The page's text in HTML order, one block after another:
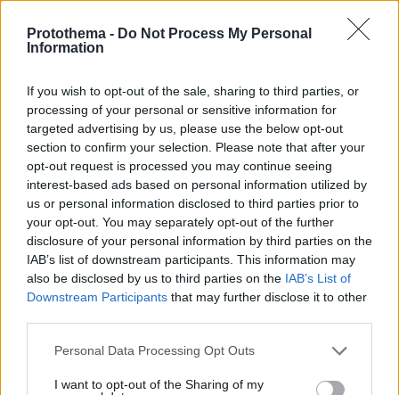
Protothema - Do Not Process My Personal
Information
If you wish to opt-out of the sale, sharing to third parties, or
processing of your personal or sensitive information for
targeted advertising by us, please use the below opt-out
section to confirm your selection. Please note that after your
opt-out request is processed you may continue seeing
interest-based ads based on personal information utilized by
us or personal information disclosed to third parties prior to
your opt-out. You may separately opt-out of the further
disclosure of your personal information by third parties on the
IAB’s list of downstream participants. This information may
also be disclosed by us to third parties on the IAB’s List of
Downstream Participants that may further disclose it to other
Please note that this website/app uses one or more Google
not limited to your visit or usage behaviour. You may click to
Personal Data Processing Opt Outs
I want to opt-out of the Sharing of my
Θρήνος για τον Μέσι: Πέθανε στα 68 του χρόνια ο
πατέρας του, Χόρχε - Υπήρξε ο μέντορας και
ατζέντης του μέχρι την τελευταία στιγμή
08.08.2026, 16:05
Συνέντευξη ποταμός του Χάντερ
Μπάιντεν: Ο πατέρας μου έχει
βότκα τη μέρα, κάπνιζα κρακ κάθε 15